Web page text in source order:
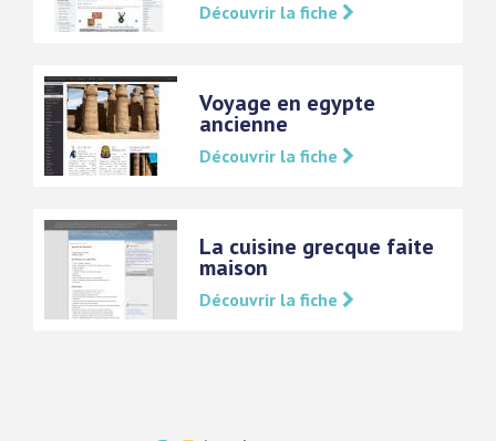
Découvrir la fiche
Voyage en egypte
ancienne
Découvrir la fiche
La cuisine grecque faite
maison
Découvrir la fiche